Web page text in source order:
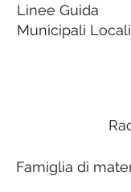
Famiglia di
Linee Guida
Municipali Locali